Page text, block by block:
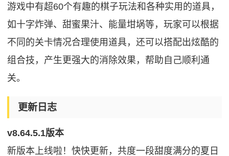
游戏中有超60个有趣的棋子玩法和各种实用的道具，
如十字炸弹、甜蜜果汁、能量坩埚等，玩家可以根据
不同的关卡情况合理使用道具，还可以搭配出炫酷的
组合技，产生更强大的消除效果，帮助自己顺利通
关。
更新日志
v8.64.5.1版本
新版本上线啦！快快更新，共度一段甜度满分的夏日